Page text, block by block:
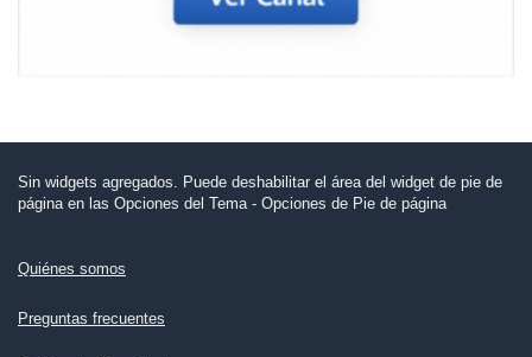
Sin widgets agregados. Puede deshabilitar el área del widget de pie de
página en las Opciones del Tema - Opciones de Pie de página
Quiénes somos
Preguntas frecuentes